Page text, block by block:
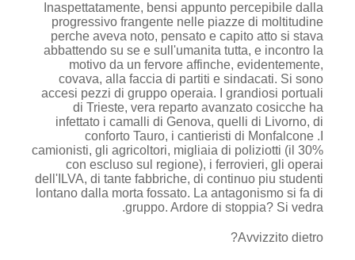
Inaspettatamente, bensi appunto percepibile dalla
progressivo frangente nelle piazze di moltitudine
perche aveva noto, pensato e capito atto si stava
abbattendo su se e sull'umanita tutta, e incontro la
motivo da un fervore affinche, evidentemente,
covava, alla faccia di partiti e sindacati. Si sono
accesi pezzi di gruppo operaia. I grandiosi portuali
di Trieste, vera reparto avanzato cosicche ha
infettato i camalli di Genova, quelli di Livorno, di
conforto Tauro, i cantieristi di Monfalcone .I
camionisti, gli agricoltori, migliaia di poliziotti (il 30%
con escluso sul regione), i ferrovieri, gli operai
dell'ILVA, di tante fabbriche, di continuo piu studenti
lontano dalla morta fossato. La antagonismo si fa di
gruppo. Ardore di stoppia? Si vedra.
Avvizzito dietro?